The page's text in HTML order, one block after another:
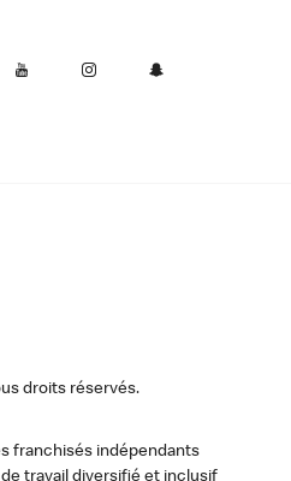
droits réservés.
franchisés indépendants
travail diversifié et inclusif